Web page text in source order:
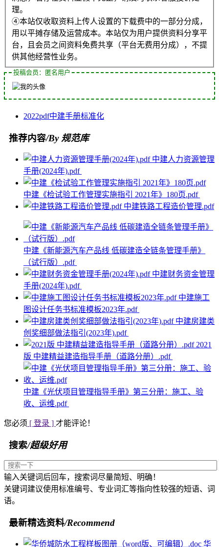
理。
④本站仅收取资料上传人设置的下载费中的一部分分成，
用以平摊存储及运营成本。本站仅为用户提供资料分享平
台，且会员之间资料免费共享（平台无费用分成），不提
供其他经营性业务。
投稿会员：匿名用户
2022pdf中建手册标准化
推荐内容/By 规范库
中建人力资源管理
手册(2024年).pdf
中建《检试验工作管理实施指引 2021年》180页.pdf
中建铁路工程造价管理.pdf
中建《新能源汽车产品线 低碳建造全链条管理手册》
（试行版）.pdf
中建财务资金管理
手册(2024年).pdf
中建施工
图设计任务书标准模板2023年.pdf
中建房建类
创奖细部做法指引(2023年).pdf
2021
版 中建精益建造指导手册（道路分册）.pdf
中建《光伏项目管理指导手册》第三分册：施工、验
收、运维.pdf
您必须 [ 登录 ] 才能评论！
搜索/超级好用
输入关键词后回车，搜索词尽量简短、明确！
关键词建议使用标准编号、专业词汇等指向性较强的短语、词
语。
最新精选资料/Recommend
华